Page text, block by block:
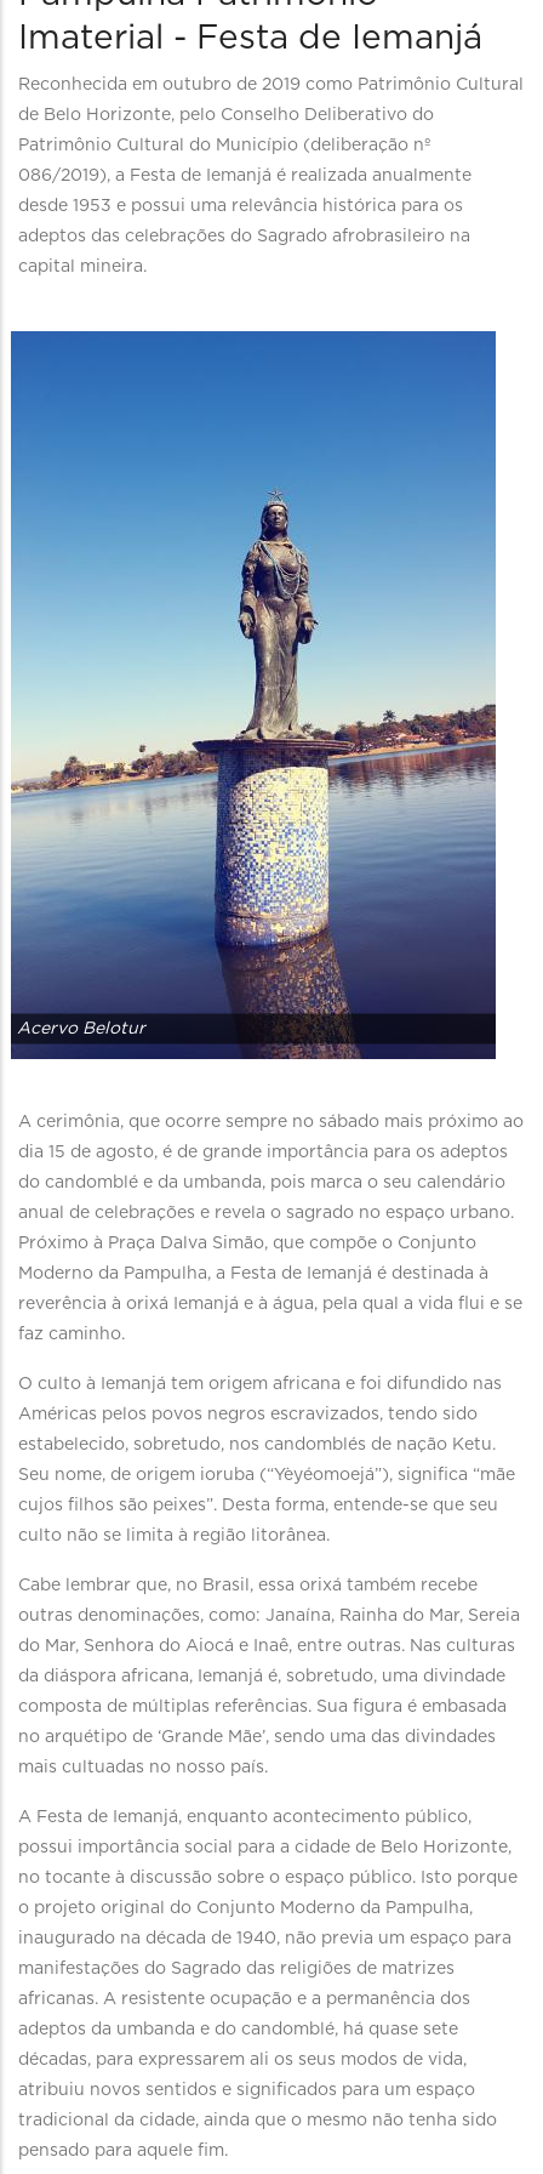
Imaterial - Festa de Iemanjá
Descritivo
Reconhecida em outubro de 2019 como Patrimônio Cultural
de Belo Horizonte, pelo Conselho Deliberativo do
Patrimônio Cultural do Município (deliberação nº
086/2019), a Festa de Iemanjá é realizada anualmente
desde 1953 e possui uma relevância histórica para os
adeptos das celebrações do Sagrado afrobrasileiro na
capital mineira.
Acervo Belotur
A cerimônia, que ocorre sempre no sábado mais próximo ao
dia 15 de agosto, é de grande importância para os adeptos
do candomblé e da umbanda, pois marca o seu calendário
anual de celebrações e revela o sagrado no espaço urbano.
Próximo à Praça Dalva Simão, que compõe o Conjunto
Moderno da Pampulha, a Festa de Iemanjá é destinada à
reverência à orixá Iemanjá e à água, pela qual a vida flui e se
faz caminho.
O culto à Iemanjá tem origem africana e foi difundido nas
Américas pelos povos negros escravizados, tendo sido
estabelecido, sobretudo, nos candomblés de nação Ketu.
Seu nome, de origem ioruba (“Yèyéomoejá”), significa “mãe
cujos filhos são peixes”. Desta forma, entende-se que seu
culto não se limita à região litorânea.
Cabe lembrar que, no Brasil, essa orixá também recebe
outras denominações, como: Janaína, Rainha do Mar, Sereia
do Mar, Senhora do Aiocá e Inaê, entre outras. Nas culturas
da diáspora africana, Iemanjá é, sobretudo, uma divindade
composta de múltiplas referências. Sua figura é embasada
no arquétipo de ‘Grande Mãe’, sendo uma das divindades
mais cultuadas no nosso país.
A Festa de Iemanjá, enquanto acontecimento público,
possui importância social para a cidade de Belo Horizonte,
no tocante à discussão sobre o espaço público. Isto porque
o projeto original do Conjunto Moderno da Pampulha,
inaugurado na década de 1940, não previa um espaço para
manifestações do Sagrado das religiões de matrizes
africanas. A resistente ocupação e a permanência dos
adeptos da umbanda e do candomblé, há quase sete
décadas, para expressarem ali os seus modos de vida,
atribuiu novos sentidos e significados para um espaço
tradicional da cidade, ainda que o mesmo não tenha sido
pensado para aquele fim.